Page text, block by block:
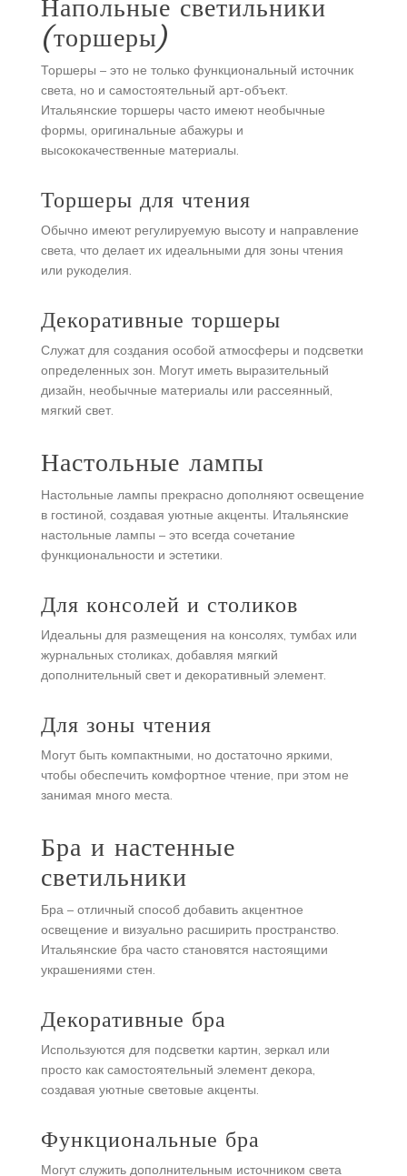
Напольные светильники
(торшеры)
Торшеры – это не только функциональный источник
света, но и самостоятельный арт-объект.
Итальянские торшеры часто имеют необычные
формы, оригинальные абажуры и
высококачественные материалы.
Торшеры для чтения
Обычно имеют регулируемую высоту и направление
света, что делает их идеальными для зоны чтения
или рукоделия.
Декоративные торшеры
Служат для создания особой атмосферы и подсветки
определенных зон. Могут иметь выразительный
дизайн, необычные материалы или рассеянный,
мягкий свет.
Настольные лампы
Настольные лампы прекрасно дополняют освещение
в гостиной, создавая уютные акценты. Итальянские
настольные лампы – это всегда сочетание
функциональности и эстетики.
Для консолей и столиков
Идеальны для размещения на консолях, тумбах или
журнальных столиках, добавляя мягкий
дополнительный свет и декоративный элемент.
Для зоны чтения
Могут быть компактными, но достаточно яркими,
чтобы обеспечить комфортное чтение, при этом не
занимая много места.
Бра и настенные
светильники
Бра – отличный способ добавить акцентное
освещение и визуально расширить пространство.
Итальянские бра часто становятся настоящими
украшениями стен.
Декоративные бра
Используются для подсветки картин, зеркал или
просто как самостоятельный элемент декора,
создавая уютные световые акценты.
Функциональные бра
Могут служить дополнительным источником света